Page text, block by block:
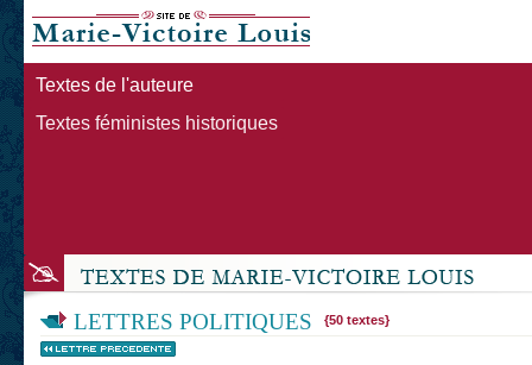
Textes de l'auteure
Textes féministes historiques
LETTRES POLITIQUES {50 textes}